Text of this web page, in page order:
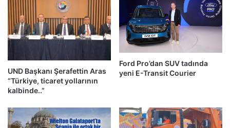
UND Başkanı Şerafettin Aras
“Türkiye, ticaret yollarının
kalbinde..”
Ford Pro’dan SUV tadında
yeni E-Transit Courier